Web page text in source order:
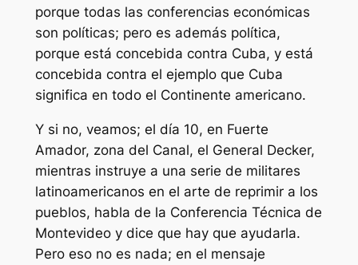
porque todas las conferencias económicas
son políticas; pero es además política,
porque está concebida contra Cuba, y está
concebida contra el ejemplo que Cuba
significa en todo el Continente americano.
Y si no, veamos; el día 10, en Fuerte
Amador, zona del Canal, el General Decker,
mientras instruye a una serie de militares
latinoamericanos en el arte de reprimir a los
pueblos, habla de la Conferencia Técnica de
Montevideo y dice que hay que ayudarla.
Pero eso no es nada; en el mensaje